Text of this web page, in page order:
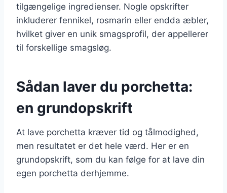
tilgængelige ingredienser. Nogle opskrifter
inkluderer fennikel, rosmarin eller endda æbler,
hvilket giver en unik smagsprofil, der appellerer
til forskellige smagsløg.
Sådan laver du porchetta:
en grundopskrift
At lave porchetta kræver tid og tålmodighed,
men resultatet er det hele værd. Her er en
grundopskrift, som du kan følge for at lave din
egen porchetta derhjemme.